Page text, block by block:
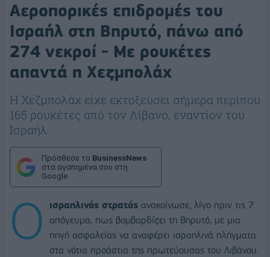
Αεροπορικές επιδρομές του
Ισραήλ στη Βηρυτό, πάνω από
274 νεκροί - Με ρουκέτες
απαντά η Χεζμπολάχ
Η Χεζμπολάχ είχε εκτοξεύσει σήμερα περίπου
165 ρουκέτες από τον Λίβανο, εναντίον του
Ισραήλ.
Πρόσθεσε το BusinessNews
στα αγαπημένα σου στη
Google
Ο ισραηλινός στρατός ανακοίνωσε, λίγο πριν τις 7
απόγευμα, πως βομβαρδίζει τη Βηρυτό, με μια
πηγή ασφαλείας να αναφέρει ισραηλινά πλήγματα
στα νότια προάστια της πρωτεύουσας του Λιβάνου.